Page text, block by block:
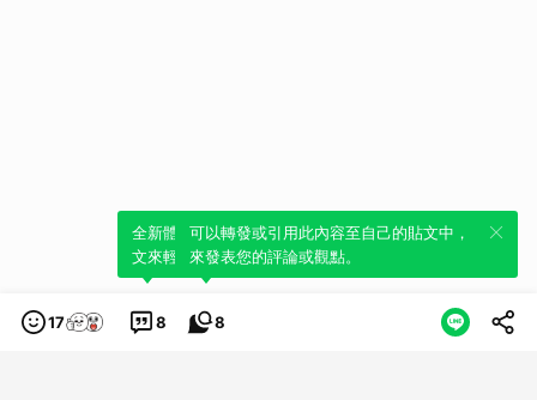
17 8
全新體驗！一鍵引用此內容，透過發布貼
文來輕鬆表達個人立場。
8
可以轉發或引用此內容至自己的貼文中，
來發表您的評論或觀點。